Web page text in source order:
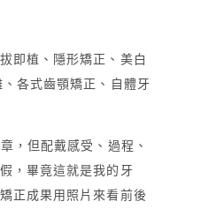
即植、隱形矯正、美白
各式齒顎矯正、自體牙
，但配戴感受、過程、
，畢竟這就是我的牙
正成果用照片來看前後